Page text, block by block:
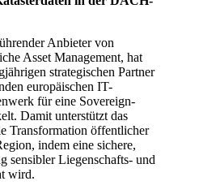
Anbieter von
Asset Management, hat
strategischen Partner
europäischen IT-
für eine Sovereign-
Damit unterstützt das
Transformation öffentlicher
indem eine sichere,
sensibler Liegenschafts- und
wird.